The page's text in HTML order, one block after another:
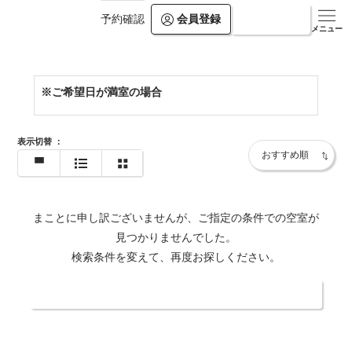
予約確認 会員登録
メニュー
https://www.villa-rikyu.jp/bekkan/
※ご希望日が満室の場合
表示切替 ：
まことに申し訳ございませんが、ご指定の条件での空室が
見つかりませんでした。
検索条件を変えて、再度お探しください。